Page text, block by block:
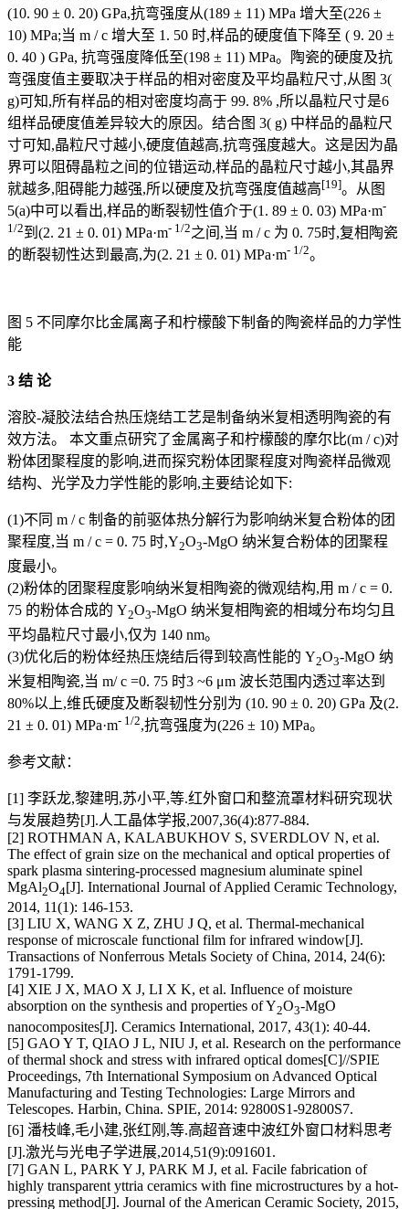
(10. 90 ± 0. 20) GPa,抗弯强度从(189 ± 11) MPa 增大至(226 ±
10) MPa;当 m / c 增大至 1. 50 时,样品的硬度值下降至 ( 9. 20 ±
0. 40 ) GPa, 抗弯强度降低至(198 ± 11) MPa。陶瓷的硬度及抗
弯强度值主要取决于样品的相对密度及平均晶粒尺寸,从图 3(
g)可知,所有样品的相对密度均高于 99. 8% ,所以晶粒尺寸是6
组样品硬度值差异较大的原因。结合图 3( g) 中样品的晶粒尺
寸可知,晶粒尺寸越小,硬度值越高,抗弯强度越大。这是因为晶
界可以阻碍晶粒之间的位错运动,样品的晶粒尺寸越小,其晶界
就越多,阻碍能力越强,所以硬度及抗弯强度值越高[19]。从图
5(a)中可以看出,样品的断裂韧性值介于(1. 89 ± 0. 03) MPa·m-
1/2到(2. 21 ± 0. 01) MPa·m- 1/2之间,当 m / c 为 0. 75时,复相陶瓷
的断裂韧性达到最高,为(2. 21 ± 0. 01) MPa·m- 1/2。
图 5 不同摩尔比金属离子和柠檬酸下制备的陶瓷样品的力学性
能
3 结 论
溶胶-凝胶法结合热压烧结工艺是制备纳米复相透明陶瓷的有
效方法。 本文重点研究了金属离子和柠檬酸的摩尔比(m / c)对
粉体团聚程度的影响,进而探究粉体团聚程度对陶瓷样品微观
结构、光学及力学性能的影响,主要结论如下:
(1)不同 m / c 制备的前驱体热分解行为影响纳米复合粉体的团
聚程度,当 m / c = 0. 75 时,Y2O3-MgO 纳米复合粉体的团聚程
度最小。
(2)粉体的团聚程度影响纳米复相陶瓷的微观结构,用 m / c = 0.
75 的粉体合成的 Y2O3-MgO 纳米复相陶瓷的相域分布均匀且
平均晶粒尺寸最小,仅为 140 nm。
(3)优化后的粉体经热压烧结后得到较高性能的 Y2O3-MgO 纳
米复相陶瓷,当 m/ c =0. 75 时3 ~6 μm 波长范围内透过率达到
80%以上,维氏硬度及断裂韧性分别为 (10. 90 ± 0. 20) GPa 及(2.
21 ± 0. 01) MPa·m- 1/2,抗弯强度为(226 ± 10) MPa。
参考文献：
[1] 李跃龙,黎建明,苏小平,等.红外窗口和整流罩材料研究现状
与发展趋势[J].人工晶体学报,2007,36(4):877-884.
[2] ROTHMAN A, KALABUKHOV S, SVERDLOV N, et al.
The effect of grain size on the mechanical and optical properties of
spark plasma sintering-processed magnesium aluminate spinel
MgAl2O4[J]. International Journal of Applied Ceramic Technology,
2014, 11(1): 146-153.
[3] LIU X, WANG X Z, ZHU J Q, et al. Thermal-mechanical
response of microscale functional film for infrared window[J].
Transactions of Nonferrous Metals Society of China, 2014, 24(6):
1791-1799.
[4] XIE J X, MAO X J, LI X K, et al. Influence of moisture
absorption on the synthesis and properties of Y2O3-MgO
nanocomposites[J]. Ceramics International, 2017, 43(1): 40-44.
[5] GAO Y T, QIAO J L, NIU J, et al. Research on the performance
of thermal shock and stress with infrared optical domes[C]//SPIE
Proceedings, 7th International Symposium on Advanced Optical
Manufacturing and Testing Technologies: Large Mirrors and
Telescopes. Harbin, China. SPIE, 2014: 92800S1-92800S7.
[6] 潘枝峰,毛小建,张红刚,等.高超音速中波红外窗口材料思考
[J].激光与光电子学进展,2014,51(9):091601.
[7] GAN L, PARK Y J, PARK M J, et al. Facile fabrication of
highly transparent yttria ceramics with fine microstructures by a hot-
pressing method[J]. Journal of the American Ceramic Society, 2015,